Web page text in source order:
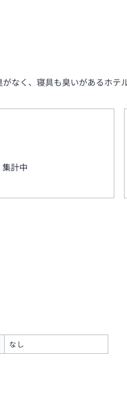
なく、寝具も臭いがあるホテ
集計中
なし